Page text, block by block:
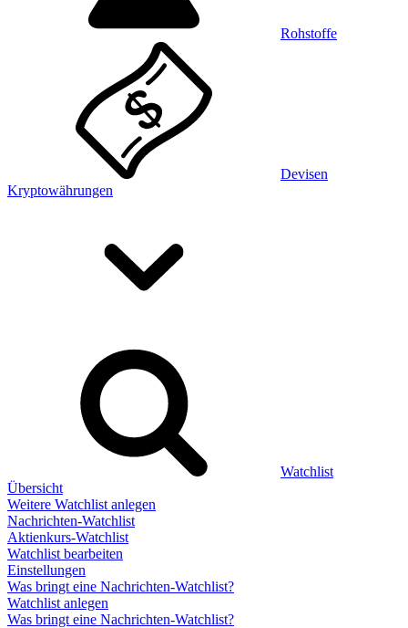
Rohstoffe
Devisen
Kryptowährungen
Watchlist
Übersicht
Weitere Watchlist anlegen
Nachrichten-Watchlist
Aktienkurs-Watchlist
Watchlist bearbeiten
Einstellungen
Was bringt eine Nachrichten-Watchlist?
Watchlist anlegen
Was bringt eine Nachrichten-Watchlist?